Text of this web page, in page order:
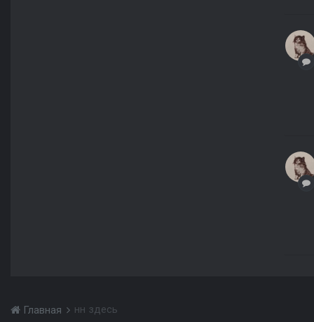
Главная нн здесь